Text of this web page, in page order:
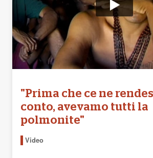
"Prima che ce ne
conto, avevamo tutti la
polmonite"
Video